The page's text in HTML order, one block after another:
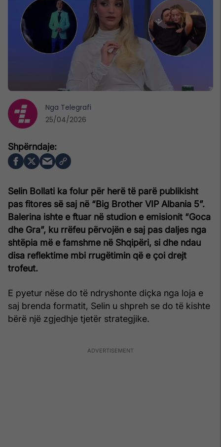
Selin Bollati ka folur për herë të parë publikisht
pas fitores së saj në “Big Brother VIP Albania 5”.
Balerina ishte e ftuar në studion e emisionit “Goca
dhe Gra”, ku rrëfeu përvojën e saj pas daljes nga
shtëpia më e famshme në Shqipëri, si dhe ndau
disa reflektime mbi rrugëtimin që e çoi drejt
trofeut.
E pyetur nëse do të ndryshonte diçka nga loja e
saj brenda formatit, Selin u shpreh se do të kishte
bërë një zgjedhje tjetër strategjike.
Nga Telegrafi
25/04/2026